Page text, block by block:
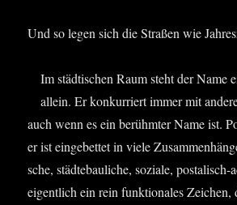
Und so legen sich die Stra­ßen wie
Im städ­ti­schen Raum steht der Name
allein. Er kon­kur­riert immer mit
auch wenn es ein berühm­ter Name ist.
er ist ein­ge­bet­tet in vie­le
sche, städ­te­bau­li­che, sozia­le,
eigent­lich ein rein funk­tio­na­les